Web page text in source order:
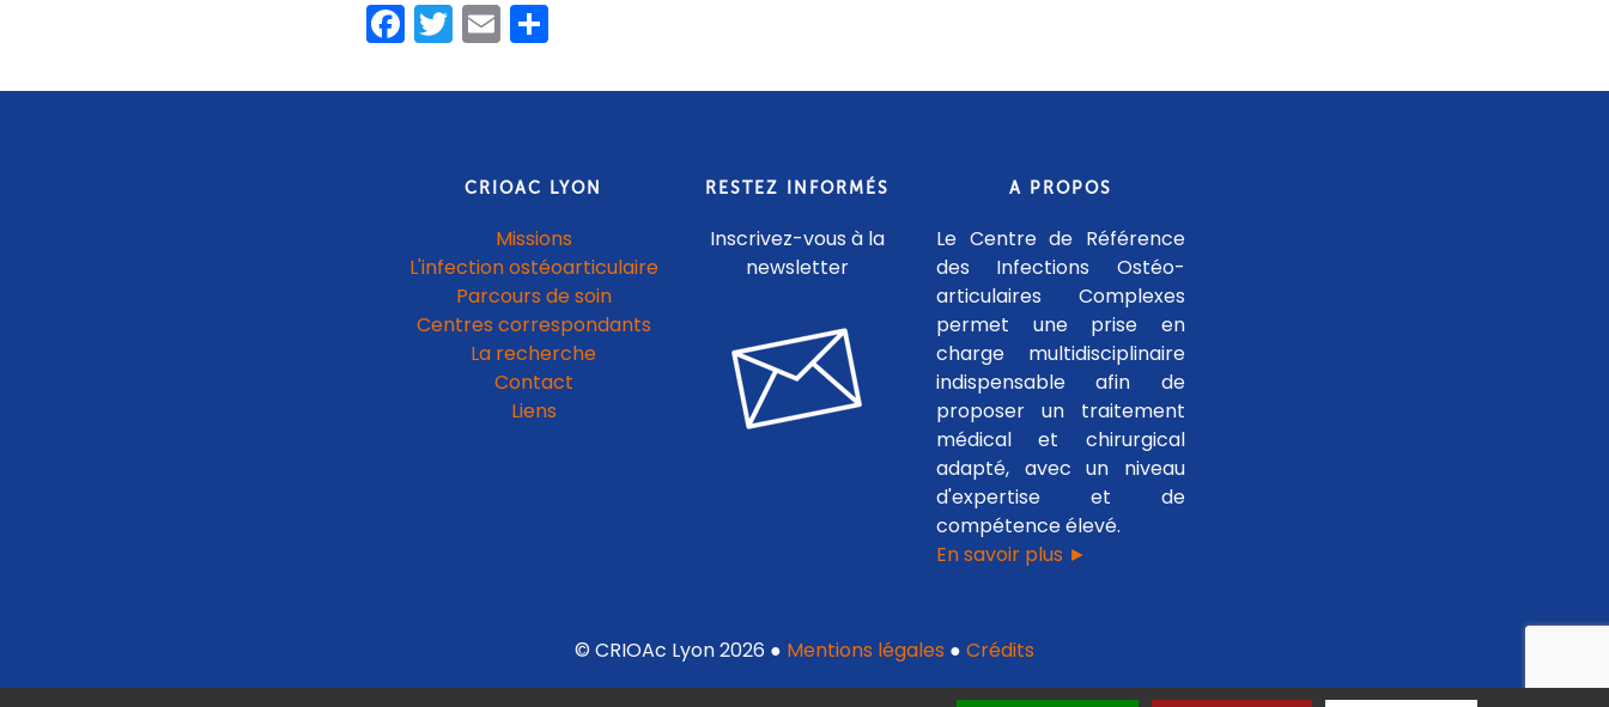
Facebook
Twitter
Email
CRIOAC LYON
Missions
L'infection ostéoarticulaire
Parcours de soin
Centres correspondants
La recherche
Contact
Liens
RESTEZ INFORMÉS
Inscrivez-vous à la
newsletter
A PROPOS
Le Centre de Référence
des Infections Ostéo-
articulaires Complexes
permet une prise en
charge multidisciplinaire
indispensable afin de
proposer un traitement
médical et chirurgical
adapté, avec un niveau
d'expertise et de
compétence élevé.
En savoir plus ►
© CRIOAc Lyon 2026 ● Mentions légales ● Crédits